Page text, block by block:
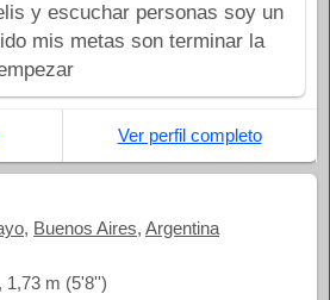
y escuchar personas soy un
mis metas son terminar la
Ver perfil completo
, Buenos Aires, Argentina
1,73 m (5'8'')